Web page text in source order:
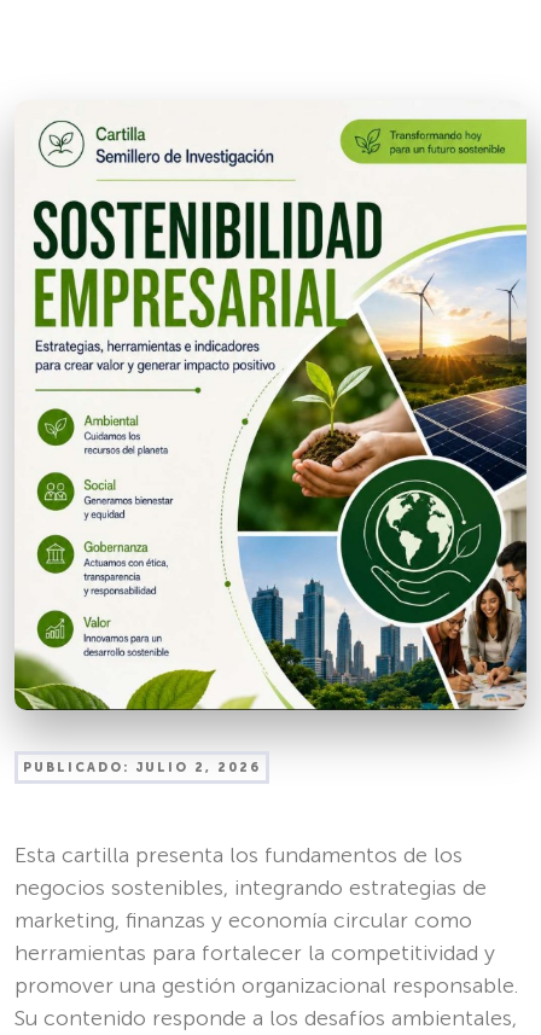
PUBLICADO: JULIO 2, 2026
Esta cartilla presenta los fundamentos de los
negocios sostenibles, integrando estrategias de
marketing, finanzas y economía circular como
herramientas para fortalecer la competitividad y
promover una gestión organizacional responsable.
Su contenido responde a los desafíos ambientales,